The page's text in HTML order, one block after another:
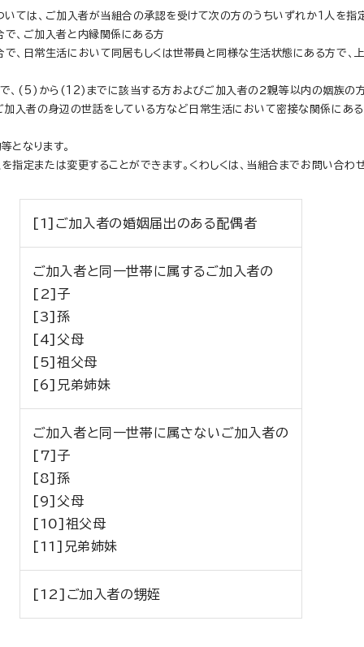
ては、ご加入者が当組合の承認を受けて次の方のうちいずれか１人を指
、ご加入者と内縁関係にある方
、日常生活において同居もしくは世帯員と同様な生活状態にある方で
(5)から(12)までに該当する方およびご加入者の２親等以内の姻族の
入者の身辺の世話をしている方など日常生活において密接な関係にあ
となります。
定または変更することができます。くわしくは、当組合までお問い合わ
[1]ご加入者の婚姻届出のある配偶者
ご加入者と同一世帯に属するご加入者の
[2]子
[3]孫
[4]父母
[5]祖父母
[6]兄弟姉妹
ご加入者と同一世帯に属さないご加入者の
[7]子
[8]孫
[9]父母
[10]祖父母
[11]兄弟姉妹
[12]ご加入者の甥姪